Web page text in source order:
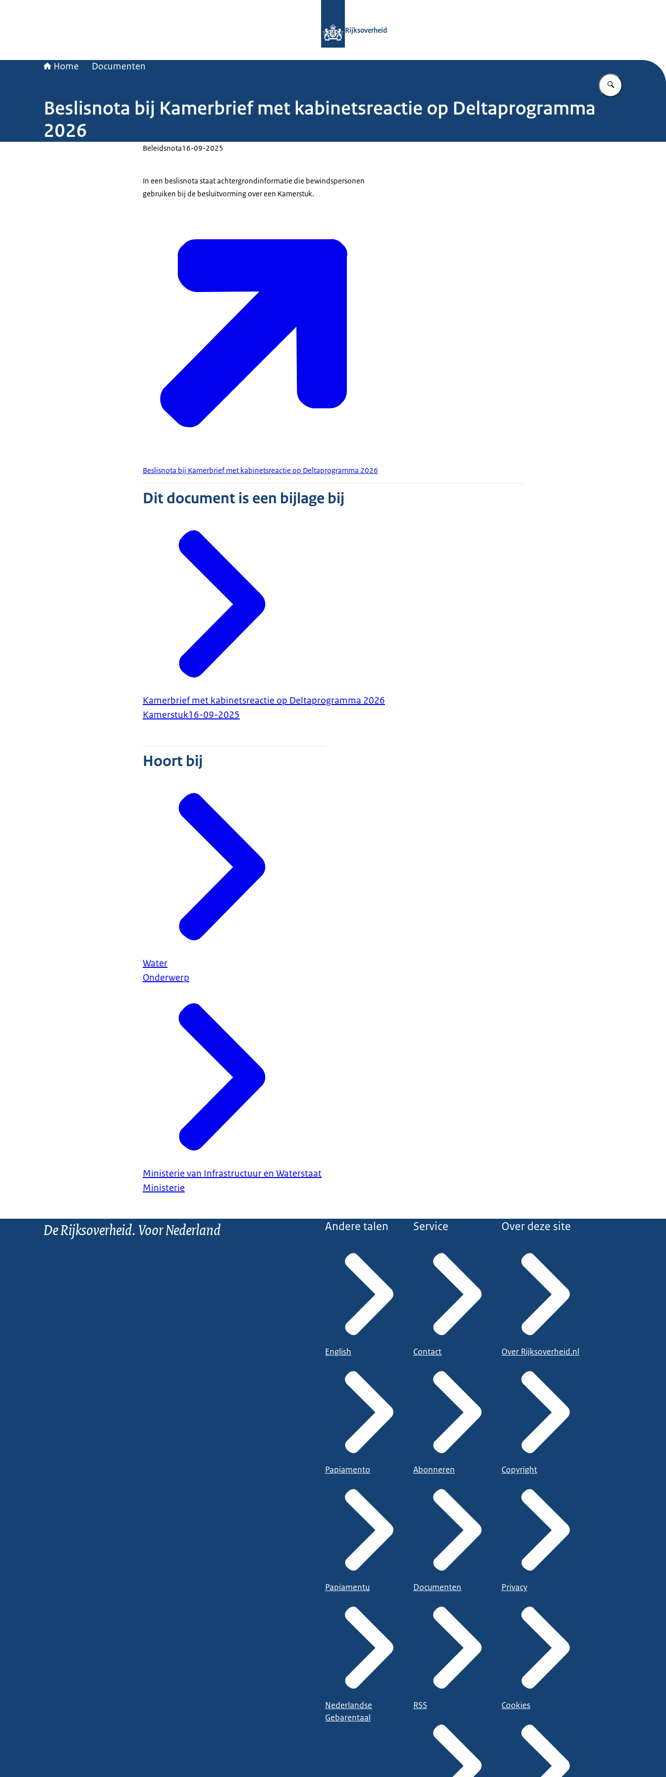
Rijksoverheid
Home Documenten
Vul in wat u
Beslisnota bij Kamerbrief met kabinetsreactie op Deltaprogramma
2026
Beleidsnota16-09-2025
In een beslisnota staat achtergrondinformatie die bewindspersonen
gebruiken bij de besluitvorming over een Kamerstuk.
Beslisnota bij Kamerbrief met kabinetsreactie op Deltaprogramma 2026
Dit document is een bijlage bij
Kamerbrief met kabinetsreactie op Deltaprogramma 2026
Kamerstuk16-09-2025
Hoort bij
Water
Onderwerp
Ministerie van Infrastructuur en Waterstaat
Ministerie
De Rijksoverheid. Voor Nederland Andere talen
English
Papiamento
Papiamentu
Nederlandse
Gebarentaal
Service
Contact
Abonneren
Documenten
RSS
Over deze site
Over Rijksoverheid.nl
Copyright
Privacy
Cookies